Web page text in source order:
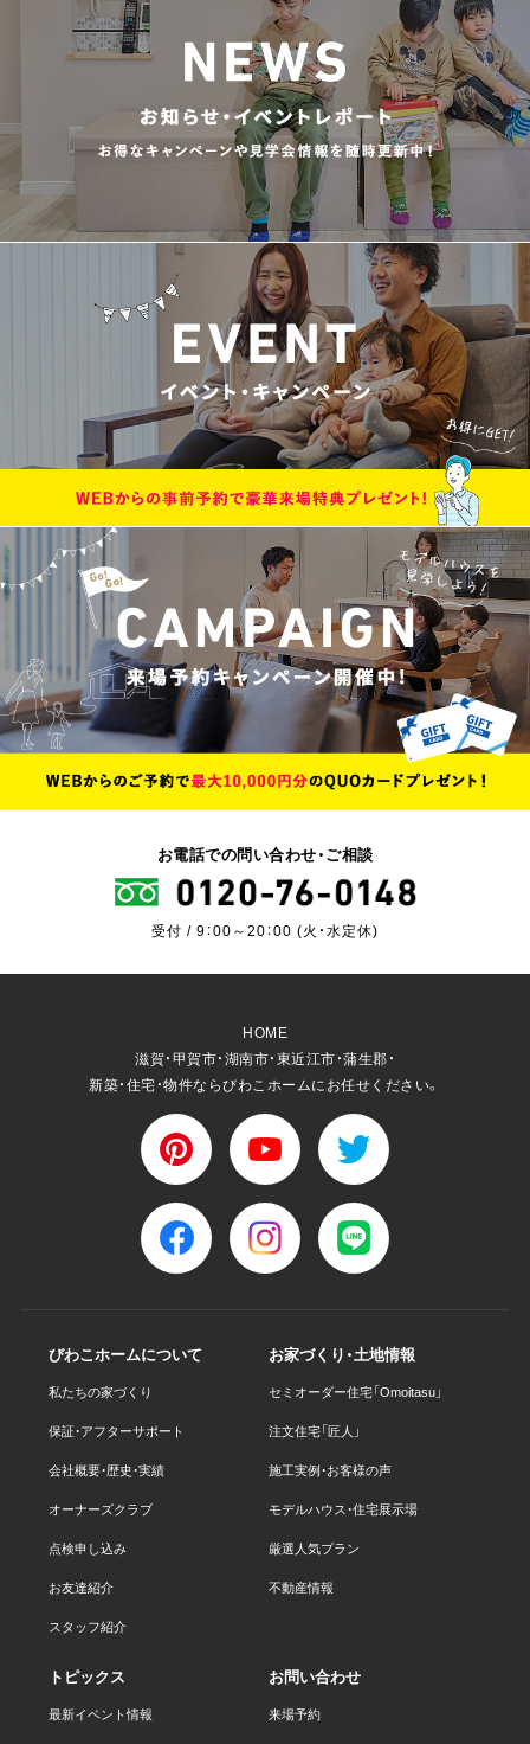
お電話での問い合わせ・ご相談
受付 / 9：00～20：00 (火・水定休)
HOME
滋賀・甲賀市・湖南市・東近江市・蒲生郡・
新築・住宅・物件ならびわこホームにお任せください。
びわこホームについて
私たちの家づくり
保証・アフターサポート
会社概要・歴史・実績
オーナーズクラブ
点検申し込み
お友達紹介
スタッフ紹介
お家づくり・土地情報
セミオーダー住宅「Omoitasu」
注文住宅「匠人」
施工実例・お客様の声
モデルハウス・住宅展示場
厳選人気プラン
不動産情報
トピックス
最新イベント情報
お問い合わせ
来場予約